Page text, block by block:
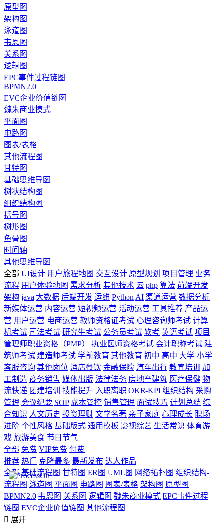
原型图
架构图
泳道图
韦恩图
关系图
逻辑图
EPC事件过程链图
BPMN2.0
EVC企业价值链图
魏朱商业模式
平面图
电路图
图表/表格
其他流程图
甘特图
基础思维导图
树状结构图
组织结构图
括号图
树形图
鱼骨图
时间轴
其他思维导图
全部 UI设计 用户旅程地图 交互设计 原型规划 项目管理 业务
流程 用户体验地图 需求分析 其他技术 云 php 算法 前端开发
架构 java 大数据 后端开发 运维 Python AI 渠道运营 数据分析
新媒体运营 内容运营 短视频运营 活动运营 工具推荐 产品运
营 用户运营 电商运营 教师资格证考试 心理咨询师考试 计算
机考试 司法考试 研究生考试 公务员考试 软考 英语考试 项目
管理师职业资格（PMP）
执业医师资格考试 会计职称考试 建
筑师考试 建造师考试 学前教育 其他教育 初中 高中 大学 小学
客服咨询 其他岗位 酒店餐饮 金融保险 汽车出行 教育培训
加
工制造 商务销售 媒体出版 法律法务 房地产建筑 医疗保健 物
流快递 团建培训 技能提升 入职离职 OKR-KPI 组织结构 采购
管理 会议纪要 SOP 成本管控 销售管理 面试技巧 计划总结 综
合知识 人文历史 投资理财 文学名著 亲子家庭 心理成长 职场
进阶 个性风格 基础版式 通用模板 影视综艺 生活常识 体育游
戏 旅游美食 节日节气
全部 免费 VIP免费 付费
推荐 热门 克隆最多 最新发布 达人作品
全部 基础流程图 甘特图 ER图 UML图 网络拓扑图 组织结构-
流程图 泳道图 平面图 电路图 图表/表格 架构图 原型图
BPMN2.0 韦恩图 关系图 逻辑图 魏朱商业模式 EPC事件过程
链图 EVC企业价值链图 其他流程图
 展开